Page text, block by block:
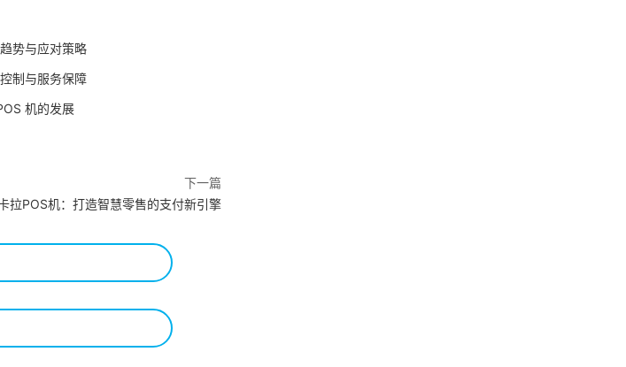
势与应对策略
制与服务保障
机的发展
下一篇
拉POS机：打造智慧零售的支付新引擎